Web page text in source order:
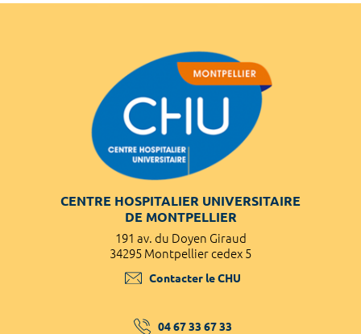
CENTRE HOSPITALIER UNIVERSITAIRE
DE MONTPELLIER
191 av. du Doyen Giraud
34295 Montpellier cedex 5
Contacter le CHU
04 67 33 67 33